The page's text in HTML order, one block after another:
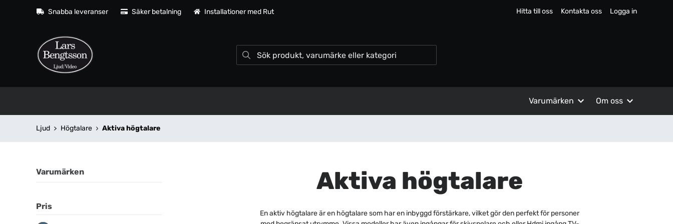
Snabba leveranser Säker betalning Installationer med Rut Hitta till oss Kontakta oss Logga in
Varumärken Om oss
Ljud Högtalare Aktiva högtalare
Varumärken
Pris
Aktiva högtalare
En aktiv högtalare är en högtalare som har en inbyggd förstärkare, vilket gör den perfekt för personer